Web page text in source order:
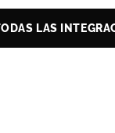
LAS